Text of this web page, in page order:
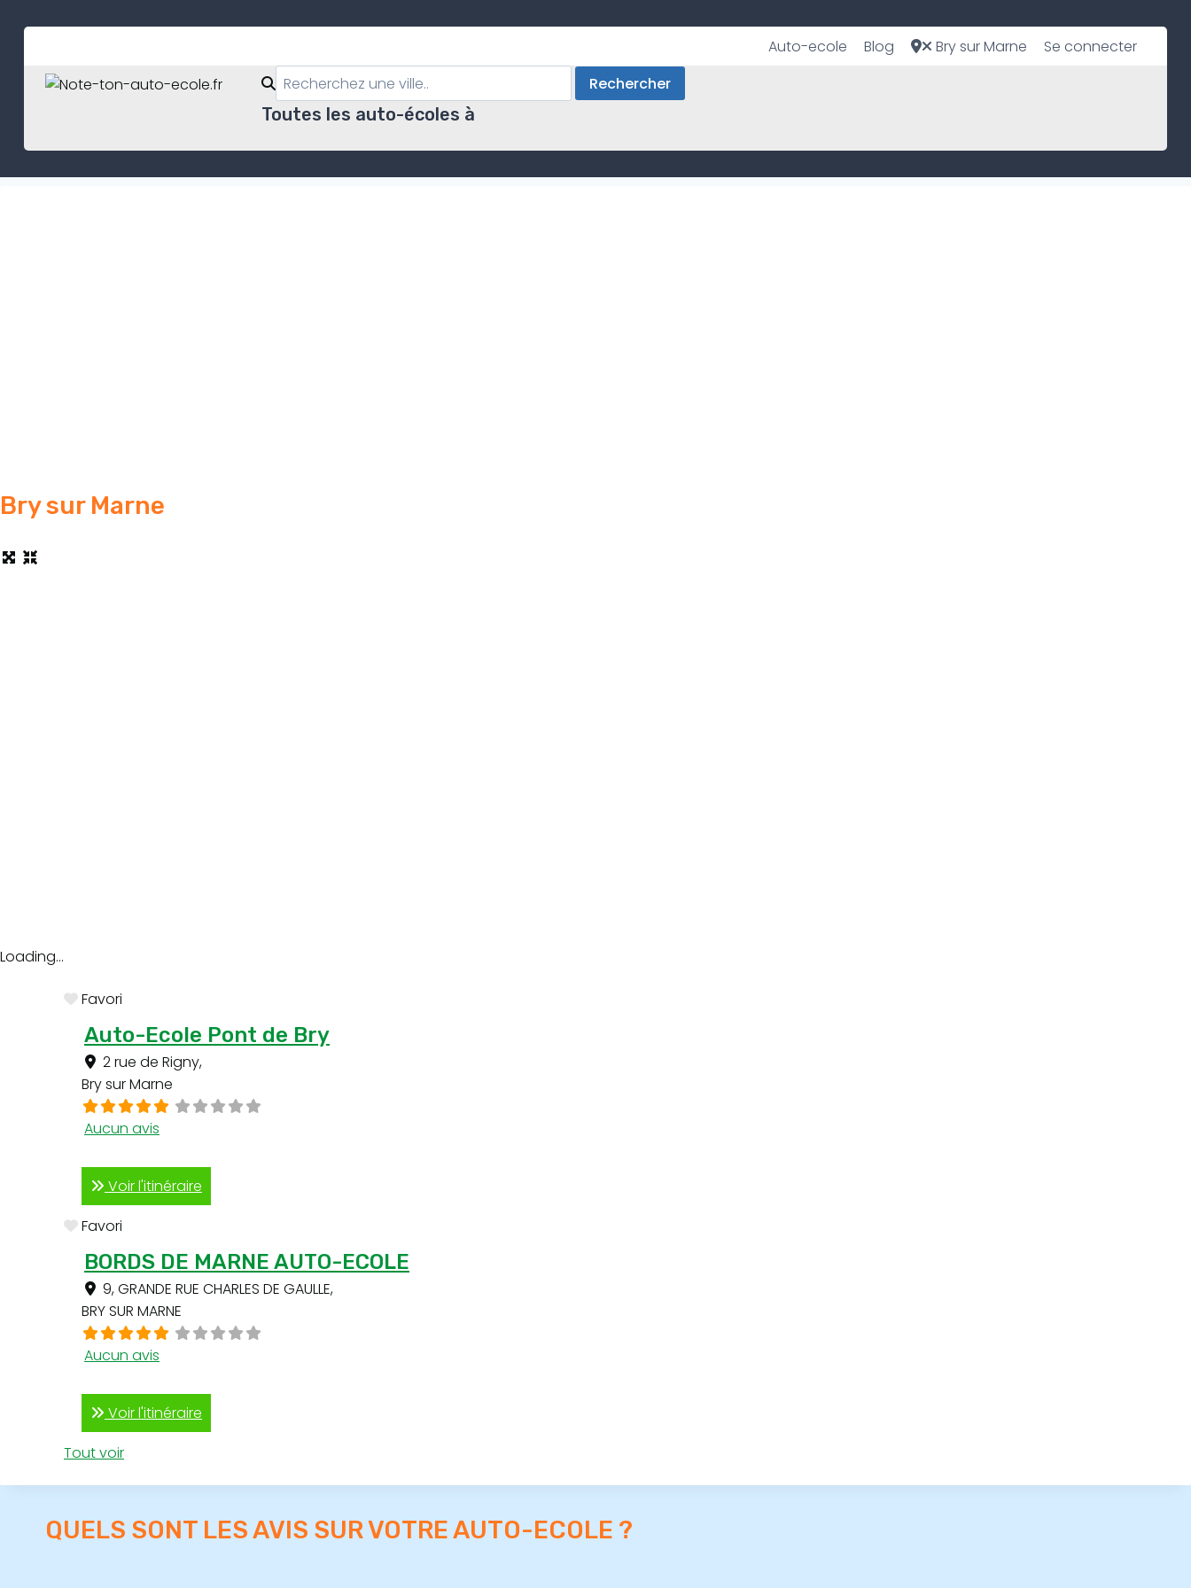
Auto-ecole Blog Bry sur Marne
Se connecter
Rechercher
Toutes les auto-écoles à
Bry sur Marne
Loading...
Favori
Auto-Ecole Pont de Bry
2 rue de Rigny,
Bry sur Marne
Aucun avis
Voir l'itinéraire
Favori
BORDS DE MARNE AUTO-ECOLE
9, GRANDE RUE CHARLES DE GAULLE,
BRY SUR MARNE
Aucun avis
Voir l'itinéraire
Tout voir
QUELS SONT LES AVIS SUR VOTRE AUTO-ECOLE ?